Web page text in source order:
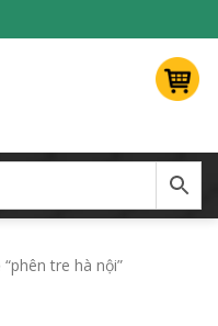
tre hà nội”